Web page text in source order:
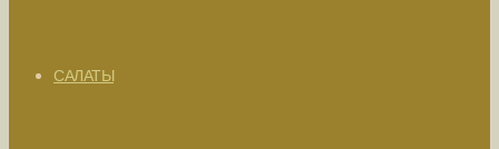
САЛАТЫ